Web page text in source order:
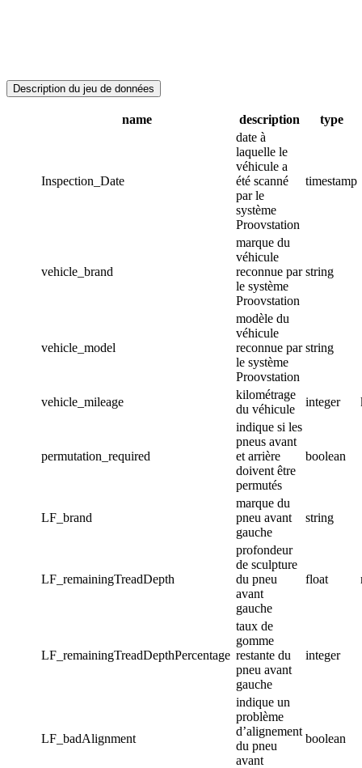
Description du jeu de données
name description type
Inspection_Date
date à
laquelle le
véhicule a
été scanné
par le
système
Proovstation
timestamp
vehicle_brand
marque du
véhicule
reconnue par
le système
Proovstation
string
vehicle_model
modèle du
véhicule
reconnue par
le système
Proovstation
string
vehicle_mileage
kilométrage
du véhicule
integer
permutation_required
indique si les
pneus avant
et arrière
doivent être
permutés
boolean
LF_brand
marque du
pneu avant
gauche
string
LF_remainingTreadDepth
profondeur
de sculpture
du pneu
avant
gauche
float
LF_remainingTreadDepthPercentage
taux de
gomme
restante du
pneu avant
gauche
integer
LF_badAlignment
indique un
problème
d’alignement
du pneu
avant
boolean